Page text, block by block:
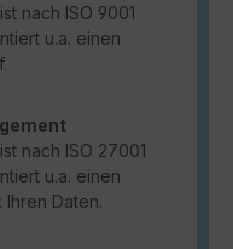
nach ISO 9001
u.a. einen
nach ISO 27001
u.a. einen
Ihren Daten.